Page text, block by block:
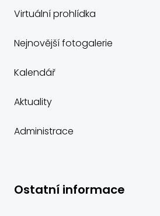
Virtuální prohlídka
Nejnovější fotogalerie
Kalendář
Aktuality
Administrace
Ostatní informace